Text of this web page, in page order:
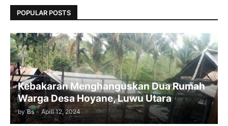
POPULAR POSTS
Kebakaran Menghanguskan Dua Rumah
Warga Desa Hoyane, Luwu Utara
by Bs - April 12, 2024